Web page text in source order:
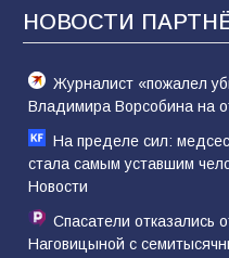
81 02.08.2026
НОВОСТИ
Журналист «пожалел
Владимира Ворсобина на
На пределе сил:
стала самым уставшим
Новости
Спасатели отказались
Наговицыной с